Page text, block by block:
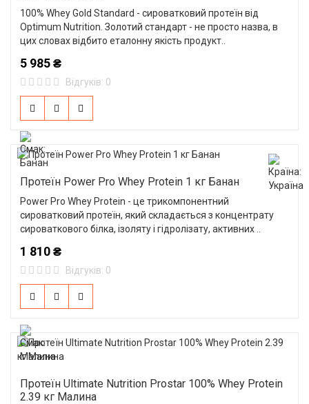
100% Whey Gold Standard - сироватковий протеїн від
Optimum Nutrition. Золотий стандарт - не просто назва, в
цих словах відбито еталонну якість продукт..
5 985 ₴
Відгуків: 0
Протеїн Power Pro Whey Protein 1 кг Банан
Power Pro Whey Protein - це трикомпонентний
сироватковий протеїн, який складається з концентрату
сироваткового білка, ізоляту і гідролізату, активних ..
1 810 ₴
Відгуків: 0
Протеїн Ultimate Nutrition Prostar 100% Whey Protein
2.39 кг Малина